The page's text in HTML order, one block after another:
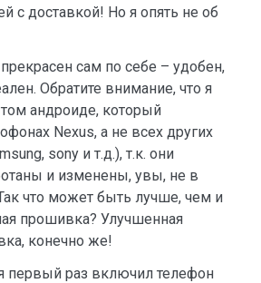
с доставкой! Но я опять не об
сам по себе – удобен,
Обратите внимание, что я
андроиде, который
Nexus, а не всех других
sony и т.д.), т.к. они
и изменены, увы, не в
что может быть лучше, чем и
прошивка? Улучшенная
конечно же!
первый раз включил телефон